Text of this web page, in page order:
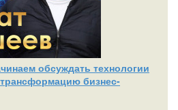
обсуждать технологии
бизнес-